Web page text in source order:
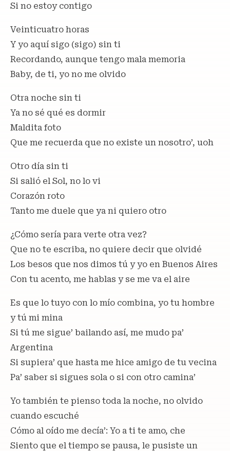
Si no estoy contigo
Veinticuatro horas
Y yo aquí sigo (sigo) sin ti
Recordando, aunque tengo mala memoria
Baby, de ti, yo no me olvido
Otra noche sin ti
Ya no sé qué es dormir
Maldita foto
Que me recuerda que no existe un nosotro’, uoh
Otro día sin ti
Si salió el Sol, no lo vi
Corazón roto
Tanto me duele que ya ni quiero otro
¿Cómo sería para verte otra vez?
Que no te escriba, no quiere decir que olvidé
Los besos que nos dimos tú y yo en Buenos Aires
Con tu acento, me hablas y se me va el aire
Es que lo tuyo con lo mío combina, yo tu hombre
y tú mi mina
Si tú me sigue’ bailando así, me mudo pa’
Argentina
Si supiera’ que hasta me hice amigo de tu vecina
Pa’ saber si sigues sola o si con otro camina’
Yo también te pienso toda la noche, no olvido
cuando escuché
Cómo al oído me decía’: Yo a ti te amo, che
Siento que el tiempo se pausa, le pusiste un